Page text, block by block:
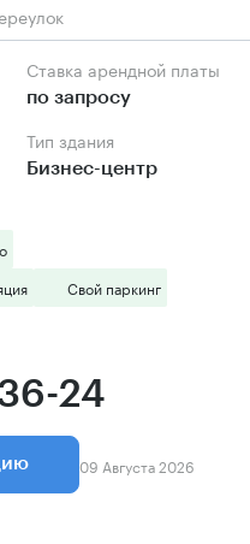
Ставка арендной платы
по запросу
Тип здания
Бизнес-центр
Свой паркинг
24
09 Августа 2026